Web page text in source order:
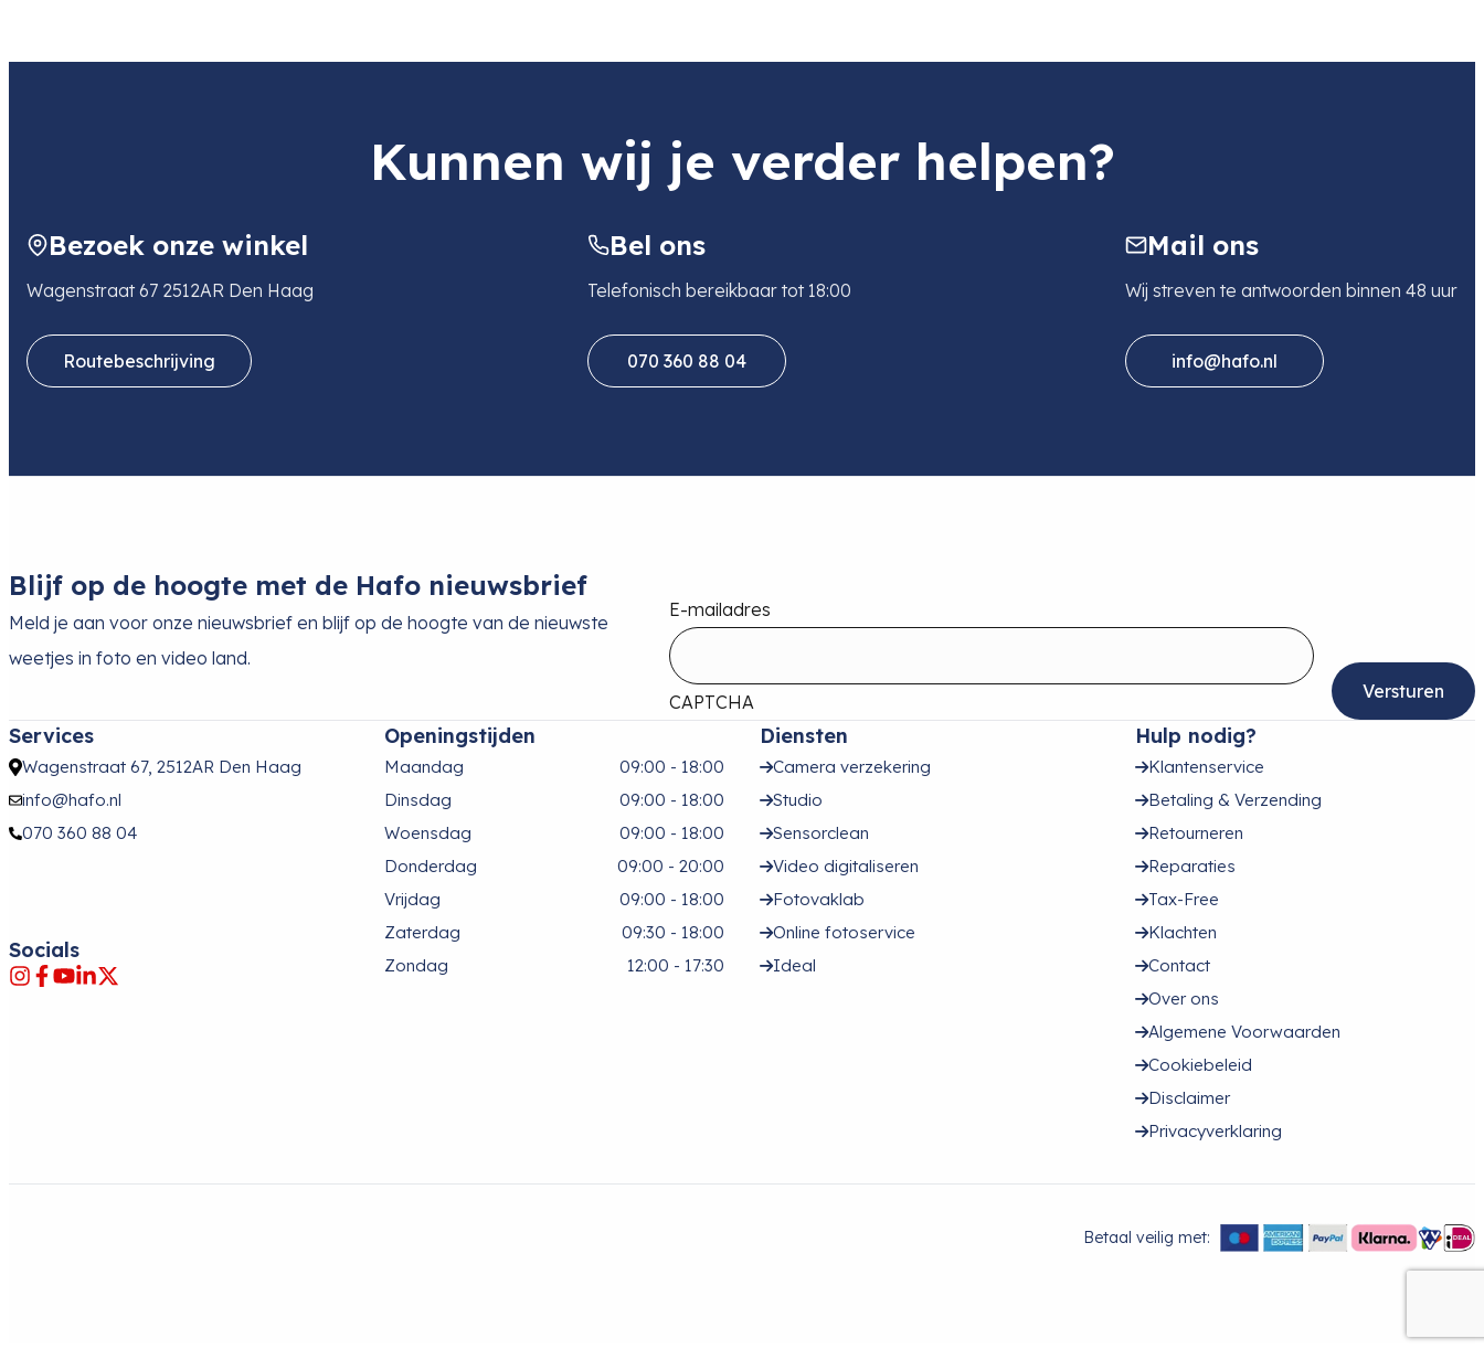
Kunnen wij je verder helpen?
Bezoek onze winkel
Wagenstraat 67 2512AR Den Haag
Routebeschrijving
Bel ons
Telefonisch bereikbaar tot 18:00
070 360 88 04
Mail ons
Wij streven te antwoorden binnen 48 uur
info@hafo.nl
Blijf op de hoogte met de Hafo nieuwsbrief
Meld je aan voor onze nieuwsbrief en blijf op de hoogte van de nieuwste
weetjes in foto en video land.
E-mailadres
CAPTCHA
Services
Wagenstraat 67, 2512AR Den Haag
info@hafo.nl
070 360 88 04
Socials
Openingstijden
Maandag
09:00 - 18:00
Dinsdag
09:00 - 18:00
Woensdag
09:00 - 18:00
Donderdag
09:00 - 20:00
Vrijdag
09:00 - 18:00
Zaterdag
09:30 - 18:00
Zondag
12:00 - 17:30
Diensten
Camera verzekering
Studio
Sensorclean
Video digitaliseren
Fotovaklab
Online fotoservice
Ideal
Hulp nodig?
Klantenservice
Betaling & Verzending
Retourneren
Reparaties
Tax-Free
Klachten
Contact
Over ons
Algemene Voorwaarden
Cookiebeleid
Disclaimer
Privacyverklaring
Betaal veilig met: